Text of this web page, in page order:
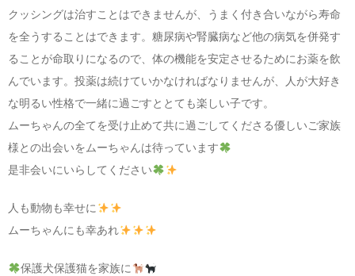
クッシングは治すことはできませんが、うまく付き合いながら寿命
を全うすることはできます。糖尿病や腎臓病など他の病気を併発す
ることが命取りになるので、体の機能を安定させるためにお薬を飲
んでいます。投薬は続けていかなければなりませんが、人が大好き
な明るい性格で一緒に過ごすととても楽しい子です。
ムーちゃんの全てを受け止めて共に過ごしてくださる優しいご家族
様との出会いをムーちゃんは待っています
是非会いにいらしてください
人も動物も幸せに
ムーちゃんにも幸あれ
保護犬保護猫を家族に